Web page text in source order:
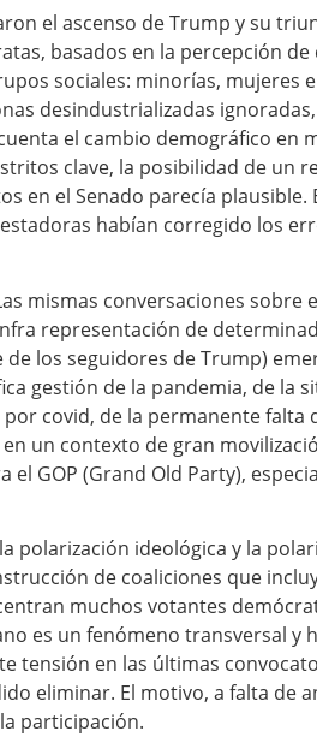
el ascenso de Trump y su
basados en la percepción
sociales: minorías, mujeres
desindustrializadas
el cambio demográfico en
clave, la posibilidad de un
en el Senado parecía plausible.
habían corregido los
mismas conversaciones sobre
representación de
los seguidores de Trump)
gestión de la pandemia, de la
covid, de la permanente
un contexto de gran
GOP (Grand Old Party),
polarización ideológica y la
de coaliciones que
muchos votantes
es un fenómeno transversal y
tensión en las últimas
eliminar. El motivo, a falta de
participación.